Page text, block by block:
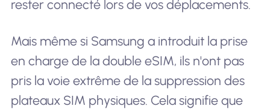
rester connecté lors de vos déplacements.
Mais même si Samsung a introduit la prise
en charge de la double eSIM, ils n'ont pas
pris la voie extrême de la suppression des
plateaux SIM physiques. Cela signifie que